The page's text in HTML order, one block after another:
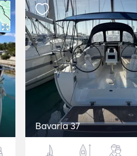
Bavaria 37